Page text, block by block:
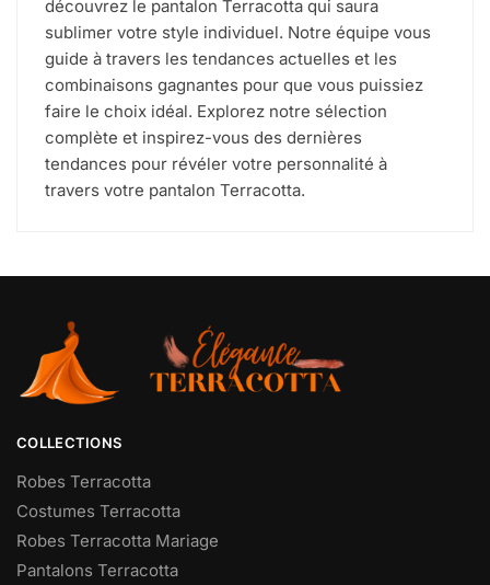
découvrez le pantalon Terracotta qui saura
sublimer votre style individuel. Notre équipe vous
guide à travers les tendances actuelles et les
combinaisons gagnantes pour que vous puissiez
faire le choix idéal. Explorez notre sélection
complète et inspirez-vous des dernières
tendances pour révéler votre personnalité à
travers votre pantalon Terracotta.
COLLECTIONS
Robes Terracotta
Costumes Terracotta
Robes Terracotta Mariage
Pantalons Terracotta